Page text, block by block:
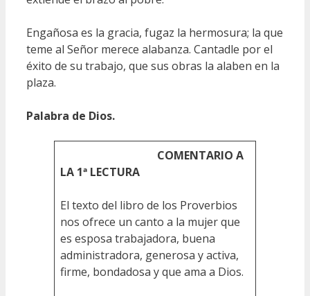
Engañosa es la gracia, fugaz la hermosura; la que
teme al Señor merece alabanza. Cantadle por el
éxito de su trabajo, que sus obras la alaben en la
plaza.
Palabra de Dios.
COMENTARIO A
LA 1ª LECTURA
El texto del libro de los Proverbios
nos ofrece un canto a la mujer que
es esposa trabajadora, buena
administradora, generosa y activa,
firme, bondadosa y que ama a Dios.